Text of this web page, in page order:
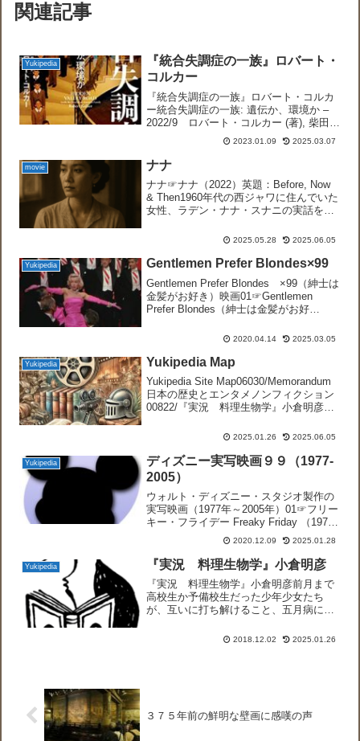
関連記事
Yukipedia
『統合失調症の一族』ロバート・
コルカー
『統合失調症の一族』ロバート・コルカ
ー統合失調症の一族: 遺伝か、環境か –
2022/9 ロバート・コルカー (著), 柴田
裕之 (翻訳)5つ星のうち4.5/ 82個の評価第
一部第1章から 東京ローズミミは、女性
アナウンサーの東京ローズ...
2023.01.09 2025.03.07
movie ナナ
ナナ☞ナナ（2022）英題：Before, Now
& Then1960年代の西ジャワに住んでいた
女性、ラデン・ナナ・スナニの実話を描
Darga Namaku』(直訳:「My Name Is
2025.05.28 2025.06.05
Yukipedia Gentlemen Prefer Blondes×99
Gentlemen Prefer Blondes ×99（紳士は
金髪がお好き）映画01☞Gentlemen
Prefer Blondes（紳士は金髪がお好
ン・モンロー（ブロンド＝金髪）のダブ
2020.04.14 2025.03.05
Yukipedia Yukipedia Map
Yukipedia Site Map06030/Memorandum
日本の歴史とエンタメノンフィクション
00822/『実況 料理生物学』小倉明彦
06798/『衆愚の病理』里見清一01738/人
2025.01.26 2025.06.05
Yukipedia
ディズニー実写映画９９（1977-
2005）
ウォルト・ディズニー・スタジオ製作の
実写映画（1977年～2005年）01☞フリー
キー・フライデー Freaky Friday （1977
年)☞フォーチュン・クッキー Freaky
Friday （2003年、フリーキー・フライデ
ーのリメイ...
2020.12.09 2025.01.28
Yukipedia 『実況 料理生物学』小倉明彦
『実況 料理生物学』小倉明彦前月まで
高校生か予備校生だった少年少女たち
が、互いに打ち解けること、五月病にか
と、を最低限の目標においた阪大の小倉
2018.12.02 2025.01.26
３７５年前の鮮明な壁画に感嘆の声